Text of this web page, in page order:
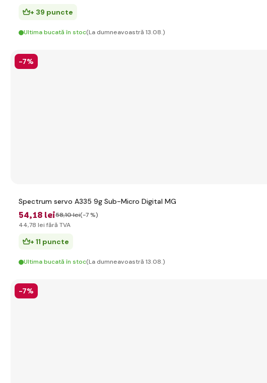
+ 39 puncte
Ultima bucată în stoc(La dumneavoastră 13.08.)
-7%
Spectrum servo A335 9g Sub-Micro Digital MG
54,18 lei58,10 lei(-7 %)
44,78 lei fără TVA
+ 11 puncte
Ultima bucată în stoc(La dumneavoastră 13.08.)
-7%